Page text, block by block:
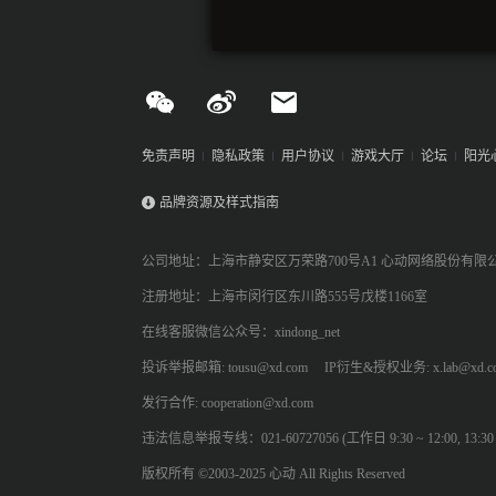
免责声明 隐私政策 用户协议 游戏大厅 论坛 阳光
品牌资源及样式指南
公司地址：上海市静安区万荣路700号A1 心动网络股份有限
注册地址：上海市闵行区东川路555号戊楼1166室
在线客服微信公众号：xindong_net
投诉举报邮箱: tousu@xd.com IP衍生&授权业务:
发行合作: cooperation@xd.com
违法信息举报专线：021-60727056 (工作日 9:30 ~ 12:00, 13:30
版权所有 ©2003-2025 心动 All Rights Reserved